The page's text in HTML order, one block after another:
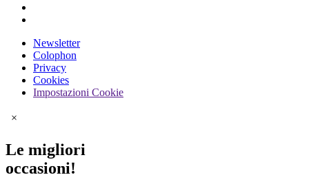
Newsletter
Colophon
Privacy
Cookies
Impostazioni Cookie
×
Le migliori
occasioni!